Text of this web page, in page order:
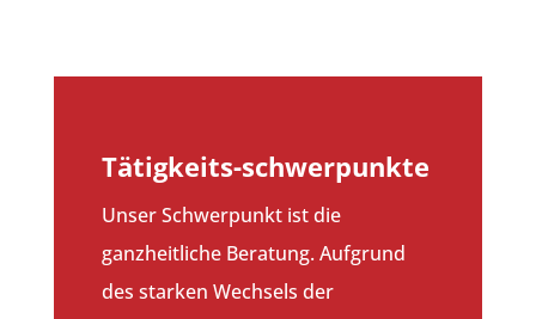
Tätigkeits-schwerpunkte
Unser Schwerpunkt ist die
ganzheitliche Beratung. Aufgrund
des starken Wechsels der